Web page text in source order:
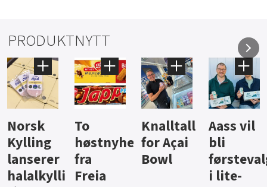
PRODUKTNYTT
Knalltall
for Açai
Bowl
Aass vil
bli
førstevalg
i lite-
Brus og
jus fra
Berentsen
Hard
iste fra
Hansa